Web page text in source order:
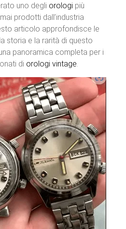
uno degli orologi più
prodotti dall’industria
articolo approfondisce le
storia e la rarità di questo
panoramica completa per i
di orologi vintage.